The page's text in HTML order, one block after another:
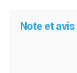
Note et avis